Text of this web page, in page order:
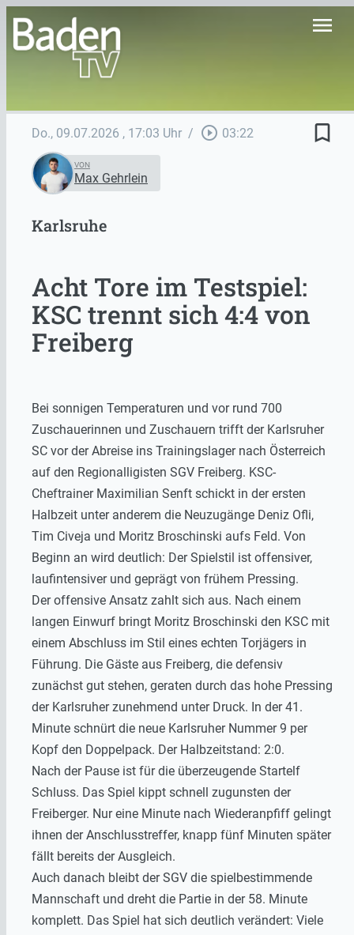
menu
Do., 09.07.2026 , 17:03 Uhr / play_circle_outline 03:22 bookmark_border
VON
Max Gehrlein
Karlsruhe
Acht Tore im Testspiel:
KSC trennt sich 4:4 von
Freiberg
Bei sonnigen Temperaturen und vor rund 700
Zuschauerinnen und Zuschauern trifft der Karlsruher
SC vor der Abreise ins Trainingslager nach Österreich
auf den Regionalligisten SGV Freiberg. KSC-
Cheftrainer Maximilian Senft schickt in der ersten
Halbzeit unter anderem die Neuzugänge Deniz Ofli,
Tim Civeja und Moritz Broschinski aufs Feld. Von
Beginn an wird deutlich: Der Spielstil ist offensiver,
laufintensiver und geprägt von frühem Pressing.
Der offensive Ansatz zahlt sich aus. Nach einem
langen Einwurf bringt Moritz Broschinski den KSC mit
einem Abschluss im Stil eines echten Torjägers in
Führung. Die Gäste aus Freiberg, die defensiv
zunächst gut stehen, geraten durch das hohe Pressing
der Karlsruher zunehmend unter Druck. In der 41.
Minute schnürt die neue Karlsruher Nummer 9 per
Kopf den Doppelpack. Der Halbzeitstand: 2:0.
Nach der Pause ist für die überzeugende Startelf
Schluss. Das Spiel kippt schnell zugunsten der
Freiberger. Nur eine Minute nach Wiederanpfiff gelingt
ihnen der Anschlusstreffer, knapp fünf Minuten später
fällt bereits der Ausgleich.
Auch danach bleibt der SGV die spielbestimmende
Mannschaft und dreht die Partie in der 58. Minute
komplett. Das Spiel hat sich deutlich verändert: Viele